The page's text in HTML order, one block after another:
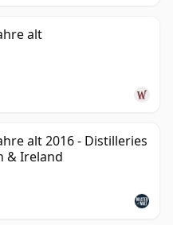
alt
alt 2016 - Distilleries
& Ireland